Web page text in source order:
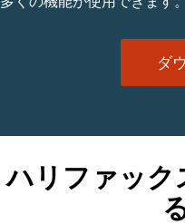
ダ
ハリファック